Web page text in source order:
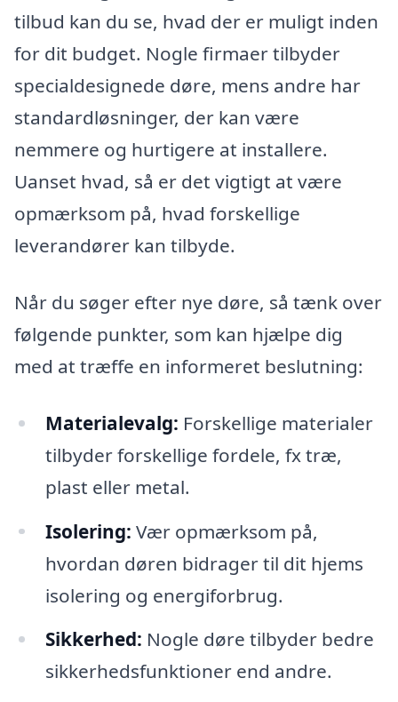
tilbud kan du se, hvad der er muligt inden
for dit budget. Nogle firmaer tilbyder
specialdesignede døre, mens andre har
standardløsninger, der kan være
nemmere og hurtigere at installere.
Uanset hvad, så er det vigtigt at være
opmærksom på, hvad forskellige
leverandører kan tilbyde.
Når du søger efter nye døre, så tænk over
følgende punkter, som kan hjælpe dig
med at træffe en informeret beslutning:
Materialevalg: Forskellige materialer
tilbyder forskellige fordele, fx træ,
plast eller metal.
Isolering: Vær opmærksom på,
hvordan døren bidrager til dit hjems
isolering og energiforbrug.
Sikkerhed: Nogle døre tilbyder bedre
sikkerhedsfunktioner end andre.